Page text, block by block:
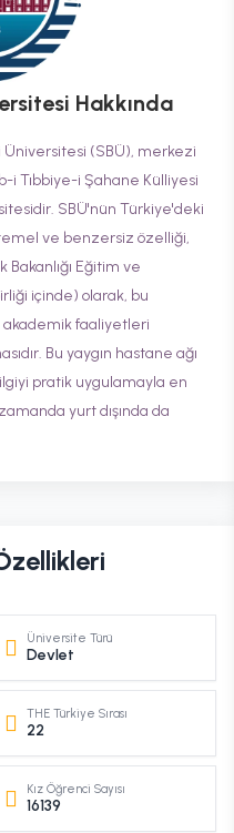
Hakkında
Üniversitesi (SBÜ), merkezi
i Tıbbiye-i Şahane Külliyesi
SBÜ'nün Türkiye'deki
ve benzersiz özelliği,
Eğitim ve
içinde) olarak, bu
faaliyetleri
Bu yaygın hastane ağı
pratik uygulamayla en
yurt dışında da
Üniversite Türü
Devlet
THE Türkiye Sırası
22
Kız Öğrenci Sayısı
16139